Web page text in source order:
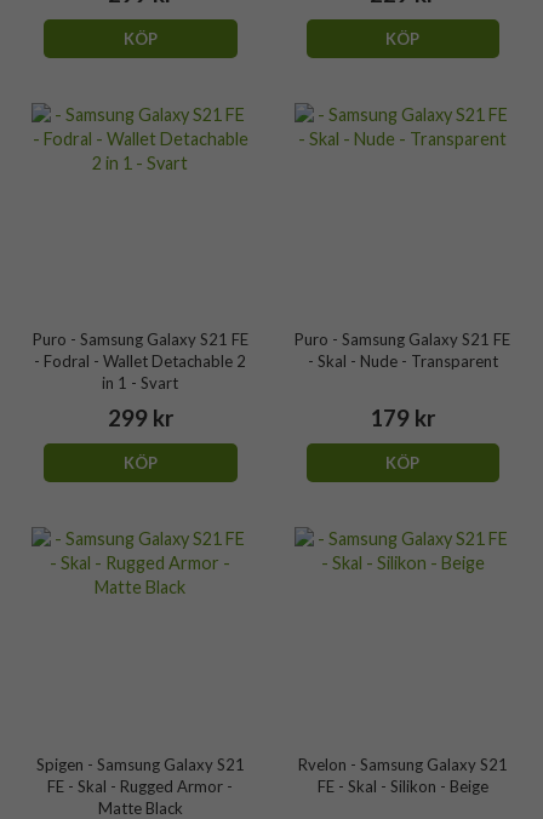
KÖP KÖP
Puro - Samsung Galaxy S21 FE
- Fodral - Wallet Detachable 2
in 1 - Svart
299 kr
KÖP
Puro - Samsung Galaxy S21 FE
- Skal - Nude - Transparent
179 kr
KÖP
Spigen - Samsung Galaxy S21
FE - Skal - Rugged Armor -
Matte Black
Rvelon - Samsung Galaxy S21
FE - Skal - Silikon - Beige